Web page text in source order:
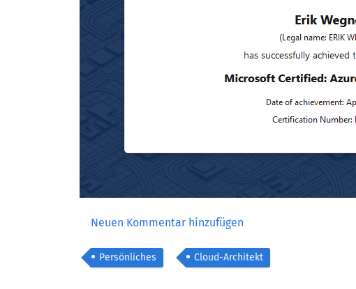
Neuen Kommentar hinzufügen
Persönliches Cloud-Architekt